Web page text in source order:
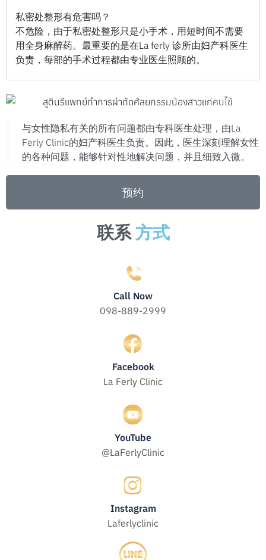
私密处整形有危害吗？
不危险，由于私密处整形只是小手术，用短时间不需要
用全身麻醉药。最重要的是在La ferly 诊所由妇产科医生
负责，每部的手术过程都由专业医生照顾的。
与女性隐私有关的所有问题都由专科医生处理，由La
Ferly Clinic的妇产科医生负责。因此，医生深刻理解女性
的各种问题，能够针对性地解决问题，并且细致入微。
预约
联系 方式
Call Now
098-889-2999
Facebook
La Ferly Clinic
YouTube
@LaFerlyClinic
Instagram
Laferlyclinic